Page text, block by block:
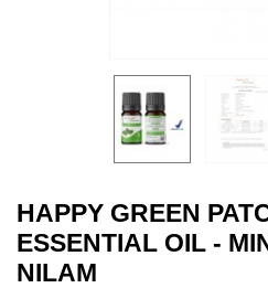
HAPPY GREEN
ESSENTIAL OIL -
NILAM